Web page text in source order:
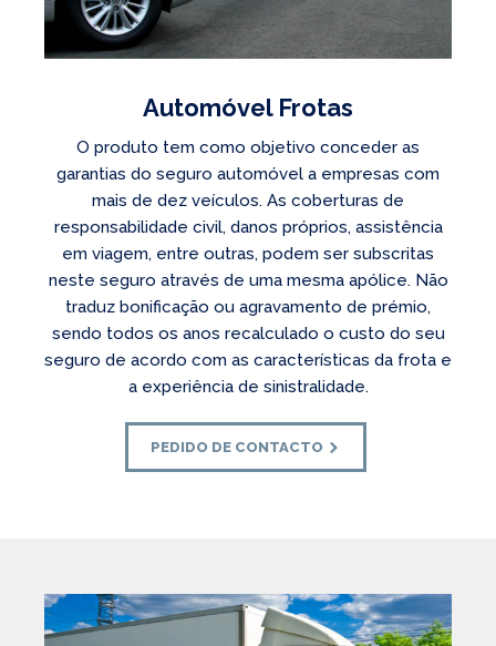
Automóvel Frotas
O produto tem como objetivo conceder as
garantias do seguro automóvel a empresas com
mais de dez veículos. As coberturas de
responsabilidade civil, danos próprios, assistência
em viagem, entre outras, podem ser subscritas
neste seguro através de uma mesma apólice. Não
traduz bonificação ou agravamento de prémio,
sendo todos os anos recalculado o custo do seu
seguro de acordo com as características da frota e
a experiência de sinistralidade.
PEDIDO DE CONTACTO